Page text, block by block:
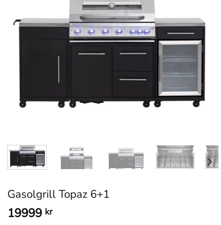
Gasolgrill Topaz 6+1
19999 kr